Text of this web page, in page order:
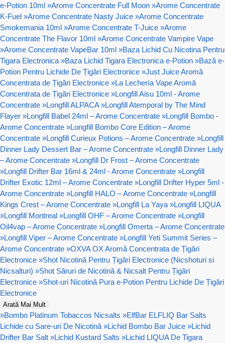
e-Potion 10ml »Arome Concentrate Full Moon »Arome Concentrate
K-Fuel »Arome Concentrate Nasty Juice »Arome Concentrate
Smokemania 10ml »Arome Concentrate T-Juice »Arome
Concentrate The Flavor 10ml »Arome Concentrate Vampire Vape
»Arome Concentrate VapeBar 10ml »Baza Lichid Cu Nicotina Pentru
Tigara Electronica »Baza Lichid Tigara Electronica e-Potion »Bază e-
Potion Pentru Lichide De Țigări Electronice »Just Juice Aromă
Concentrata de Țigări Electronice »La Lechería Vape Aromă
Concentrata de Țigări Electronice »Longfill Aisu 10ml - Arome
Concentrate »Longfill ALPACA »Longfill Atemporal by The Mind
Flayer »Longfill Babel 24ml – Arome Concentrate »Longfill Bombo -
Arome Concentrate »Longfill Bombo Core Edition – Arome
Concentrate »Longfill Curieux Potions – Arome Concentrate »Longfill
Dinner Lady Dessert Bar – Arome Concentrate »Longfill Dinner Lady
– Arome Concentrate »Longfill Dr Frost – Arome Concentrate
»Longfill Drifter Bar 16ml & 24ml - Arome Concentrate »Longfill
Drifter Exotic 12ml – Arome Concentrate »Longfill Drifter Hyper 5ml -
Arome Concentrate »Longfill HALO – Arome Concentrate »Longfill
Kings Crest – Arome Concentrate »Longfill La Yaya »Longfill LIQUA
»Longfill Montreal »Longfill OHF – Arome Concentrate »Longfill
Oil4vap – Arome Concentrate »Longfill Omerta – Arome Concentrate
»Longfill Viper – Arome Concentrate »Longfill Yeti Summit Series –
Arome Concentrate »OXVA OX Aromă Concentrata de Țigări
Electronice »Shot Nicotină Pentru Țigări Electronice (Nicshoturi si
Nicsalturi) »Shot Săruri de Nicotină & Nicsalt Pentru Țigări
Electronice »Shot-uri Nicotină Pura e-Potion Pentru Lichide De Țigări
Electronice
Arată Mai Mult
»Bombo Platinum Tobaccos Nicsalts »ElfBar ELFLIQ Bar Salts
Lichide cu Sare-uri De Nicotină »Lichid Bombo Bar Juice »Lichid
Drifter Bar Salt »Lichid Kustard Salts »Lichid LIQUA De Tigara